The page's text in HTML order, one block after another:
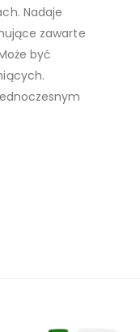
Nadaje
zawarte
być